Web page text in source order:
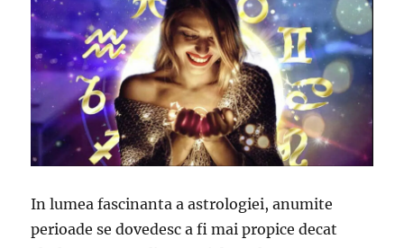
In lumea fascinanta a astrologiei, anumite
perioade se dovedesc a fi mai propice decat